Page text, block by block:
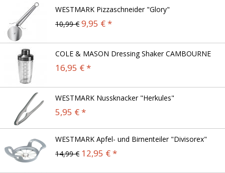
WESTMARK Pizzaschneider "Glory"
10,99 € 9,95 € *
COLE & MASON Dressing Shaker CAMBOURNE
16,95 € *
WESTMARK Nussknacker "Herkules"
5,95 € *
WESTMARK Apfel- und Birnenteiler "Divisorex"
14,99 € 12,95 € *